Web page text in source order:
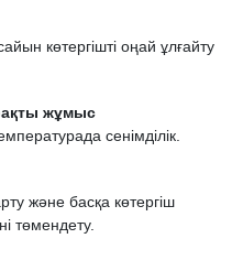
көтергішті оңай ұлғайту
жұмыс
сенімділік.
және басқа көтергіш
төмендету.